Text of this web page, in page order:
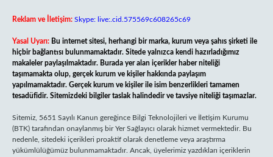
Reklam ve İletişim: Skype: live:.cid.575569c608265c69
Yasal Uyarı: Bu internet sitesi, herhangi bir marka, kurum veya şahıs şirketi ile
hiçbir bağlantısı bulunmamaktadır. Sitede yalnızca kendi hazırladığımız
makaleler paylaşılmaktadır. Burada yer alan içerikler haber niteliği
taşımamakta olup, gerçek kurum ve kişiler hakkında paylaşım
yapılmamaktadır. Gerçek kurum ve kişiler ile isim benzerlikleri tamamen
tesadüfidir. Sitemizdeki bilgiler taslak halindedir ve tavsiye niteliği taşımazlar.
Sitemiz, 5651 Sayılı Kanun gereğince Bilgi Teknolojileri ve İletişim Kurumu
(BTK) tarafından onaylanmış bir Yer Sağlayıcı olarak hizmet vermektedir. Bu
nedenle, sitedeki içerikleri proaktif olarak denetleme veya araştırma
yükümlülüğümüz bulunmamaktadır. Ancak, üyelerimiz yazdıkları içeriklerin